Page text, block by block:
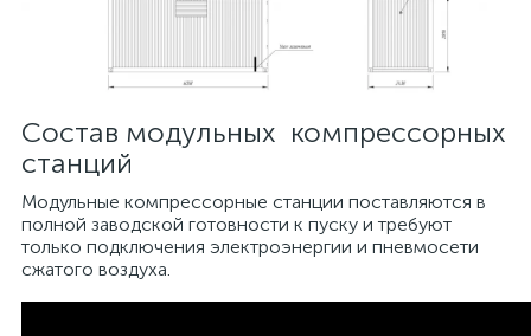
Состав модульных компрессорных
станций
Модульные компрессорные станции поставляются в
полной заводской готовности к пуску и требуют
только подключения электроэнергии и пневмосети
сжатого воздуха.